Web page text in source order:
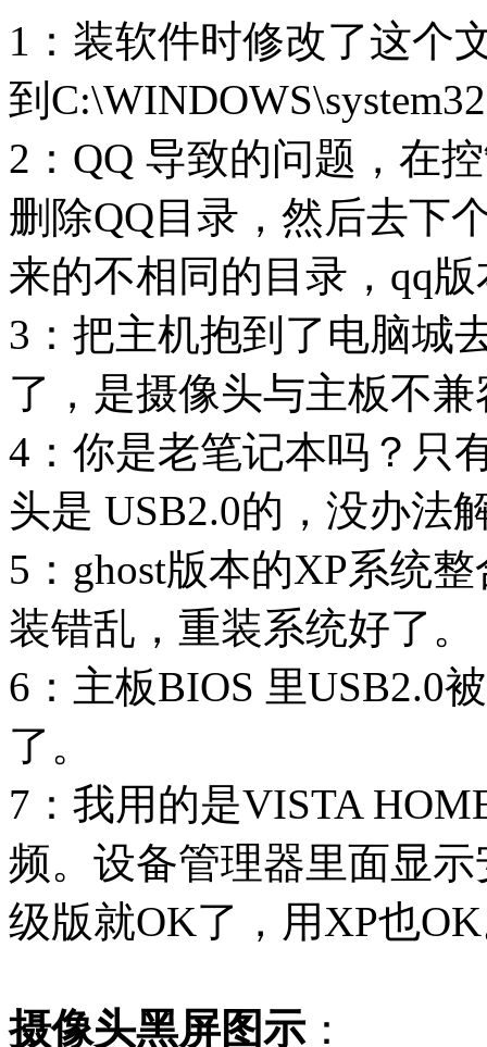
1：装软件时修改了这个
到
2：QQ 导致的问题，在
删除QQ目录，然后去下
来的不相同的目录，qq
3：把主机抱到了电脑城
了，是摄像头与主板不
4：你是老笔记本吗？只
头是 USB2.0的，没办法
5：ghost版本的XP系统
装错乱，重装系统好了。
6：主板BIOS 里USB2.0
了。
7：我用的是VISTA
频。设备管理器里面显
级版就OK了，用XP也
摄像头黑屏图示 ：